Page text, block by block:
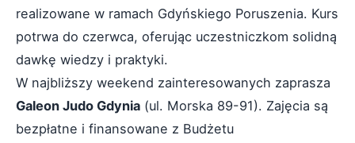
realizowane w ramach Gdyńskiego Poruszenia. Kurs
potrwa do czerwca, oferując uczestniczkom solidną
dawkę wiedzy i praktyki.
W najbliższy weekend zainteresowanych zaprasza
Galeon Judo Gdynia (ul. Morska 89-91). Zajęcia są
bezpłatne i finansowane z Budżetu